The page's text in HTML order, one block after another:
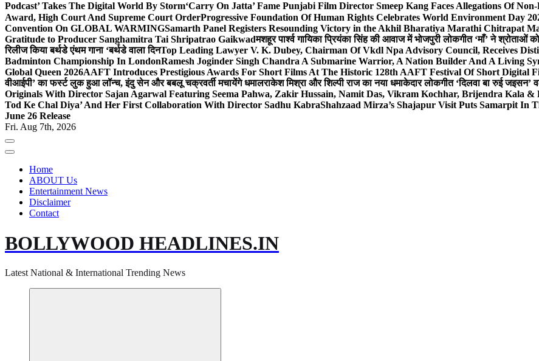
Podcast’ Takes The Digital World By Storm‘Carry On Jatta’ Fame Punjabi Film Director Smeep Kang Faces Allegations Of
Award, High Court And Supreme Court OrderProgressive Foundation Of Human Rights Celebrates World Environment Day
Convention On GLOBAL WARMINGSamarth Panel Registers Resounding Victory in the Akhil Bharatiya Marathi Chitrapat
Gratitude to Producer Sanghamitra Tai Shripatrao Gaikwadमशहूर पार्श्व गायिका प्रियंका सिंह की आवाज में भोजपुरी लोकगीत ‘माँ’ ने श्रोताओं
रिलीज किया बर्थडे एंथम गाना ‘बर्थडे वाला दिनTop Leading Lawyer V. K. Dubey, Chairman Of Vkdl Npa Advisory Council, Receives
Badminton Championship In LondonRamesh Joginder Singh Chandra A Submarine Warrior, A Nation Builder And A Living
Global Queen 2026AAFT Introduces Prestigious Awards For Short Films At The Historic 128th AAFT Festival Of Short Digital
वीआईपी’ का फर्स्ट लुक हुआ लॉन्च, इंदु सेन और बबलू चक्रवर्ती मचायेंगे धमालराकेश मिश्रा और शिल्पी राज का नया धमाकेदार लोकगीत ‘दिलवा बा रुई जइसन’
Originals With Director Sajan Agarwal Featuring Seema Pahwa, Zakir Hussain, Namit Das, Vikram Kochhar, Brijendra Kala &
Tod Ke Chal Diya’ And Her First Collaboration With Director Sadhu KabraShahzaad Mirza’s Shajapur Visit Puts Samarpit In
June 26 Release
Fri. Aug 7th, 2026
Home
ABOUT Us
Entertainment News
Disclaimer
Contact
BOLLYWOOD HEADLINES.IN
Latest National & International Trending News